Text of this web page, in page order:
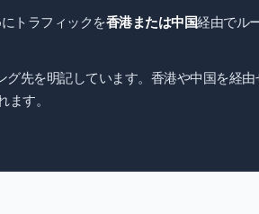
トラフィックを香港または中国経由でル
先を明記しています。香港や中国を経
す。